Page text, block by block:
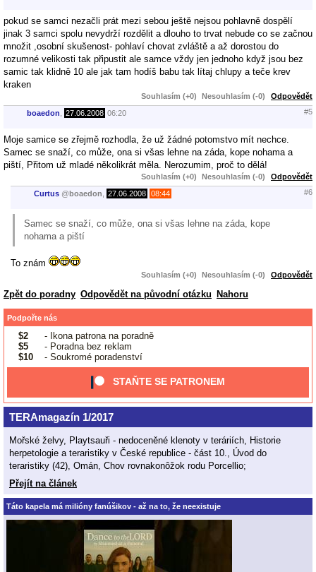
pokud se samci nezačli prát mezi sebou ještě nejsou pohlavně dospělí
jinak 3 samci spolu nevydrží rozdělit a dlouho to trvat nebude co se začnou
množit ,osobní skušenost- pohlaví chovat zvláště a až dorostou do
rozumné velikosti tak připustit ale samce vždy jen jednoho když jsou bez
samic tak klidně 10 ale jak tam hodíš babu tak lítaj chlupy a teče krev
kraken
Souhlasím (+0) Nesouhlasím (-0) Odpovědět
boaedon 27.06.2008 06:20 #5
Moje samice se zřejmě rozhodla, že už žádné potomstvo mít nechce.
Samec se snaží, co může, ona si všas lehne na záda, kope nohama a
piští, Přitom už mladé několikrát měla. Nerozumim, proč to dělá!
Souhlasím (+0) Nesouhlasím (-0) Odpovědět
Curtus @boaedon 27.06.2008 08:44 #6
Samec se snaží, co může, ona si všas lehne na záda, kope
nohama a piští
To znám
Souhlasím (+0) Nesouhlasím (-0) Odpovědět
Zpět do poradny Odpovědět na původní otázku Nahoru
Podpořte nás
$2
- Ikona patrona na poradně
$5
- Poradna bez reklam
$10
- Soukromé poradenství
STAŇTE SE PATRONEM
TERAmagazín 1/2017
Mořské želvy, Playtsauři - nedoceněné klenoty v teráriích, Historie
herpetologie a teraristiky v České republice - část 10., Úvod do
teraristiky (42), Omán, Chov rovnakonôžok rodu Porcellio;
Přejít na článek
Táto kapela má milióny fanúšikov - až na to, že neexistuje